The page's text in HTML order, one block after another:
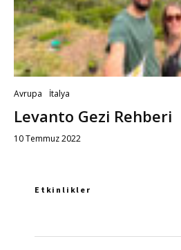
Avrupa İtalya
Levanto Gezi Rehberi
10 Temmuz 2022
Etkinlikler